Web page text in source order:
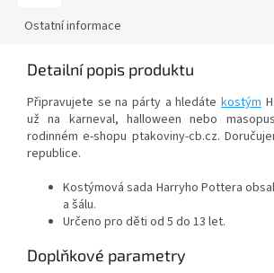
Ostatní informace
Detailní popis produktu
Připravujete se na párty a hledáte kostým
už na karneval, halloween nebo
rodinném e-shopu ptakoviny-cb.cz.
republice.
Kostýmová sada Harryho Pottera
a šálu.
Určeno pro děti od 5 do 13 let.
Doplňkové parametry